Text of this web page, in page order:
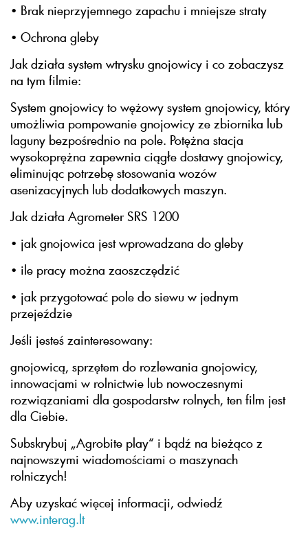
• Brak nieprzyjemnego zapachu i mniejsze straty
• Ochrona gleby
Jak działa system wtrysku gnojowicy i co zobaczysz
na tym filmie:
System gnojowicy to wężowy system gnojowicy, który
umożliwia pompowanie gnojowicy ze zbiornika lub
laguny bezpośrednio na pole. Potężna stacja
wysokoprężna zapewnia ciągłe dostawy gnojowicy,
eliminując potrzebę stosowania wozów
asenizacyjnych lub dodatkowych maszyn.
Jak działa Agrometer SRS 1200
• jak gnojowica jest wprowadzana do gleby
• ile pracy można zaoszczędzić
• jak przygotować pole do siewu w jednym
przejeździe
Jeśli jesteś zainteresowany:
gnojowicą, sprzętem do rozlewania gnojowicy,
innowacjami w rolnictwie lub nowoczesnymi
rozwiązaniami dla gospodarstw rolnych, ten film jest
dla Ciebie.
Subskrybuj „Agrobite play“ i bądź na bieżąco z
najnowszymi wiadomościami o maszynach
rolniczych!
Aby uzyskać więcej informacji, odwiedź
www.interag.lt